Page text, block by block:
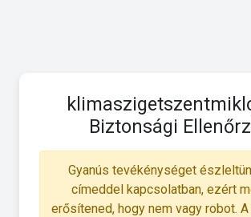
Biztonsági
Gyanús tevékénységet
címeddel kapcsolatban, ezért
erősítened, hogy nem vagy robot. A